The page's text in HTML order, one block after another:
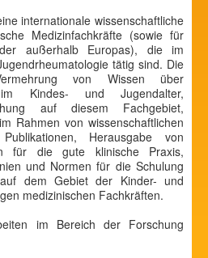
internationale wissenschaftliche
Medizinfachkräfte (sowie für
außerhalb Europas), die im
tätig sind. Die
von Wissen über
im Kindes- und Jugendalter,
auf diesem Fachgebiet,
Rahmen von wissenschaftlichen
Herausgabe von
für die gute klinische Praxis,
und Normen für die Schulung
dem Gebiet der Kinder- und
medizinischen Fachkräften.
im Bereich der Forschung